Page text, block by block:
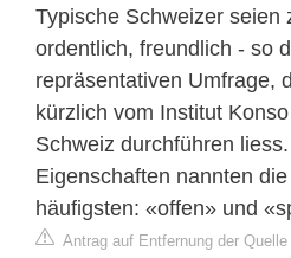
Typische Schweizer seien
ordentlich, freundlich - so
repräsentativen Umfrage,
kürzlich vom Institut
Schweiz durchführen
Eigenschaften nannten
häufigsten: «offen» und
Antrag auf Entfernung der Quelle